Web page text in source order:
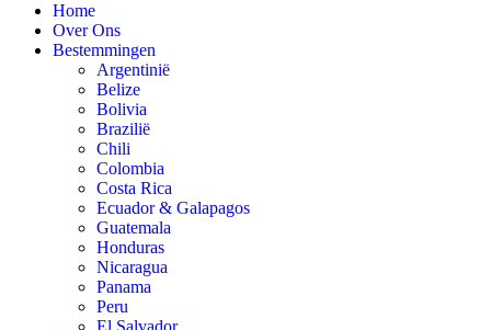
Home
Over Ons
Bestemmingen
Argentinië
Belize
Bolivia
Brazilië
Chili
Colombia
Costa Rica
Ecuador & Galapagos
Guatemala
Honduras
Nicaragua
Panama
Peru
El Salvador